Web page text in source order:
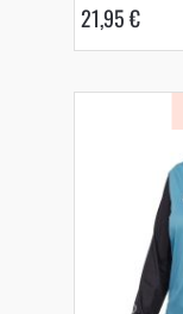
21,95 €